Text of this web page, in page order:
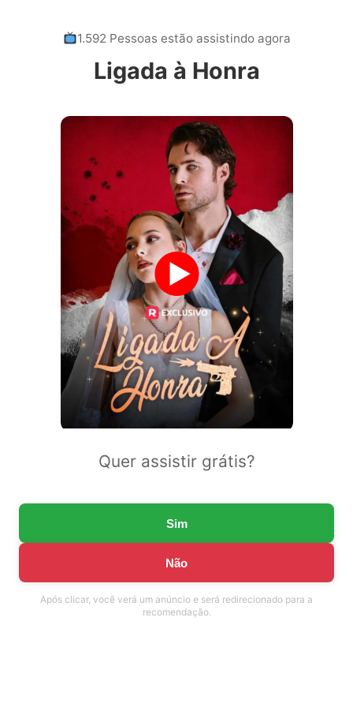
1.592 Pessoas estão assistindo agora
Ligada à Honra
Quer assistir grátis?
Sim
Não
Após clicar, você verá um anúncio e será redirecionado para a
recomendação.